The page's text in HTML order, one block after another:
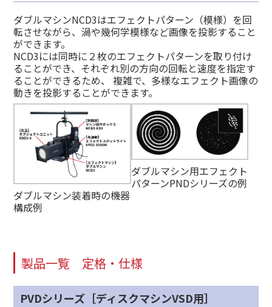
ダブルマシンNCD3はエフェクトパターン（模様）を回
転させながら、渦や幾何学模様など画像を投影すること
ができます。
NCD3には同時に２枚のエフェクトパターンを取り付け
ることができ、それぞれ別の方向の回転と速度を指定す
ることができるため、 複雑で、多様なエフェクト画像の
動きを投影することができます。
ダブルマシン装着時の機器
構成例
ダブルマシン用エフェクト
パターンPNDシリーズの例
製品一覧 定格・仕様
PVDシリーズ［ディスクマシンVSD用］